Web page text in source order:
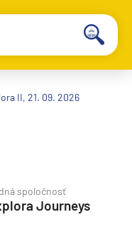
II, 21. 09. 2026
spoločnosť
Journeys